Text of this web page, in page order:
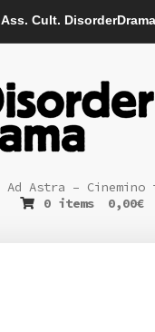
Ass. Cult. DisorderDrama
Ad Astra – Cinemino
0 items
0,00€